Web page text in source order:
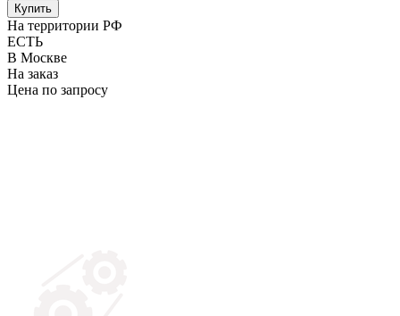
Купить
На территории РФ
ЕСТЬ
В Москве
На заказ
Цена по запросу